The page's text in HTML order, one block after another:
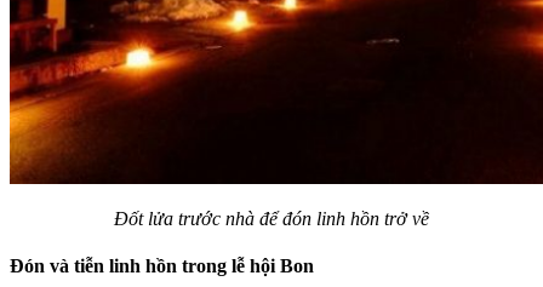
Đốt lửa trước nhà để đón linh hồn trở về
Đón và tiễn linh hồn trong lễ hội Bon